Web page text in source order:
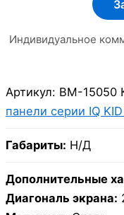
Индивидуальное
Артикул: BM-15050
панели серии IQ
Габариты: Н/Д
Дополнительные
Диагональ экрана: